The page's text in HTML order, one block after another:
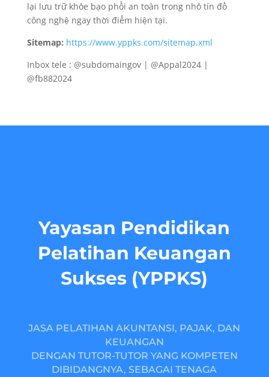
lại lưu trữ khỏe bạo phổi an toàn trong nhỏ tín đồ
công nghệ ngay thời điểm hiện tại.
Sitemap: https://www.yppks.com/sitemap.xml
Inbox tele : @subdomaingov | @Appal2024 |
@fb882024
Yayasan Pendidikan
Pelatihan Keuangan
Sukses (YPPKS)
JASA PELATIHAN AKUNTANSI, PAJAK, DAN
KEUANGAN
DENGAN TUTOR-TUTOR YANG KOMPETEN
DIBIDANGNYA, SEBAGAI TENAGA